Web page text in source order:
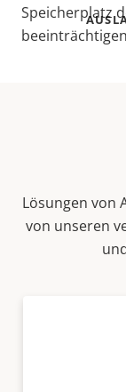
Speicherplatz
Lösungen von
von unseren